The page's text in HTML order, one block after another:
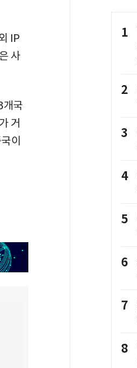
IP
사
개국
거
이
1
2
3
4
5
6
7
8